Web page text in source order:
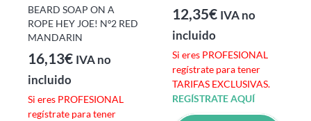
BEARD SOAP ON A
ROPE HEY JOE! Nº2 RED
MANDARIN
16,13€ IVA no
incluido
Si eres PROFESIONAL
regístrate para tener
12,35€ IVA no
incluido
Si eres PROFESIONAL
regístrate para tener
TARIFAS EXCLUSIVAS.
REGÍSTRATE AQUÍ